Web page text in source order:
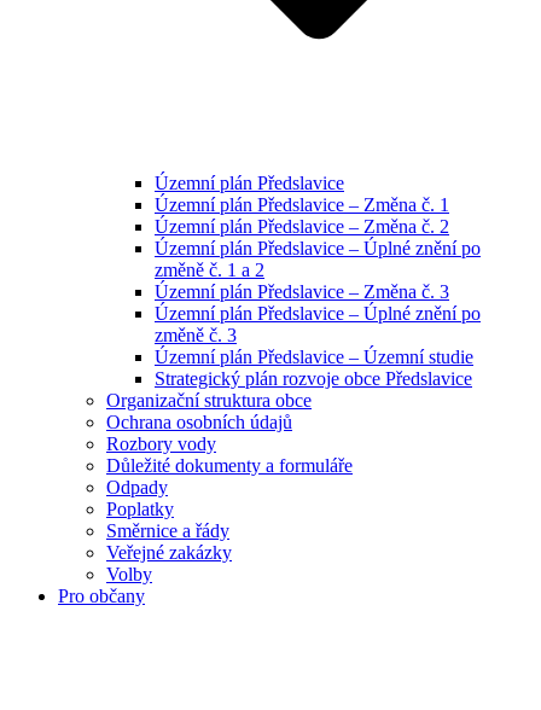
Územní plán Předslavice
Územní plán Předslavice – Změna č. 1
Územní plán Předslavice – Změna č. 2
Územní plán Předslavice – Úplné znění po
změně č. 1 a 2
Územní plán Předslavice – Změna č. 3
Územní plán Předslavice – Úplné znění po
změně č. 3
Územní plán Předslavice – Územní studie
Strategický plán rozvoje obce Předslavice
Organizační struktura obce
Ochrana osobních údajů
Rozbory vody
Důležité dokumenty a formuláře
Odpady
Poplatky
Směrnice a řády
Veřejné zakázky
Volby
Pro občany